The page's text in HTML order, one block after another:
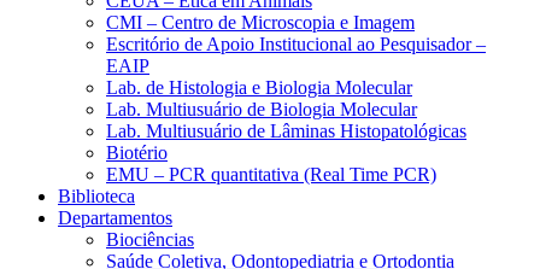
CMI – Centro de Microscopia e Imagem
Escritório de Apoio Institucional ao Pesquisador –
EAIP
Lab. de Histologia e Biologia Molecular
Lab. Multiusuário de Biologia Molecular
Lab. Multiusuário de Lâminas Histopatológicas
Biotério
EMU – PCR quantitativa (Real Time PCR)
Biblioteca
Departamentos
Biociências
Saúde Coletiva, Odontopediatria e Ortodontia